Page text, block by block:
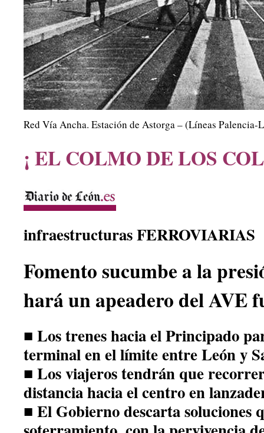
Red Vía Ancha. Estación de Astorga – (Líneas
¡ EL COLMO DE LOS
infraestructuras FERROVIARIAS
Fomento sucumbe a la
hará un apeadero del AVE
■ Los trenes hacia el Principado
terminal en el límite entre León y
■ Los viajeros tendrán que
distancia hacia el centro en
■ El Gobierno descarta soluciones